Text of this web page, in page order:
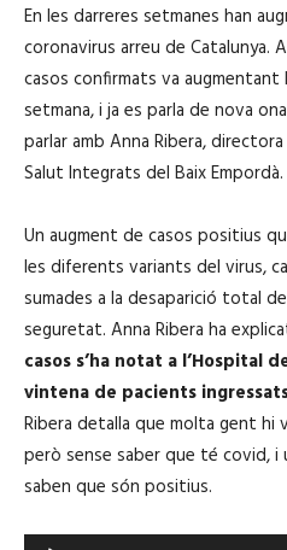
En les darreres setmanes han
coronavirus arreu de Catalunya.
casos confirmats va augmentant
setmana, i ja es parla de nova
parlar amb Anna Ribera,
Salut Integrats del Baix Empordà.
Un augment de casos positius
les diferents variants del virus,
sumades a la desaparició total
seguretat. Anna Ribera ha
casos s’ha notat a l’Hospital
vintena de pacients
Ribera detalla que molta gent hi
però sense saber que té covid, i
saben que són positius.